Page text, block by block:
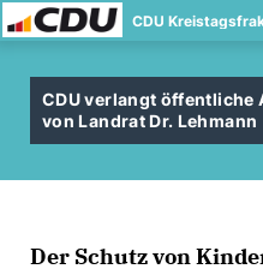
CDU
CDU verlangt öffentliche
von Landrat Dr. Lehmann
Der Schutz von